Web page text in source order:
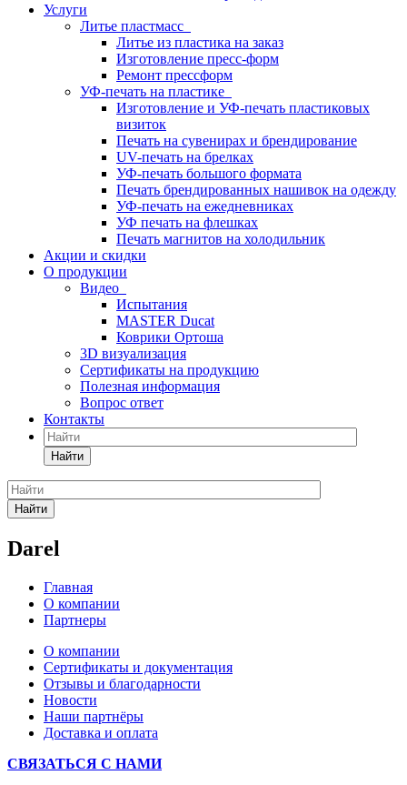
Услуги
Литье пластмасс
Литье из пластика на заказ
Изготовление пресс-форм
Ремонт прессформ
УФ-печать на пластике
Изготовление и УФ-печать пластиковых
визиток
Печать на сувенирах и брендирование
UV-печать на брелках
УФ-печать большого формата
Печать брендированных нашивок на одежду
УФ-печать на ежедневниках
УФ печать на флешках
Печать магнитов на холодильник
Акции и скидки
О продукции
Видео
Испытания
MASTER Ducat
Коврики Ортоша
3D визуализация
Сертификаты на продукцию
Полезная информация
Вопрос ответ
Контакты
Найти
Найти
Darel
Главная
О компании
Партнеры
О компании
Сертификаты и документация
Отзывы и благодарности
Новости
Наши партнёры
Доставка и оплата
СВЯЗАТЬСЯ С НАМИ